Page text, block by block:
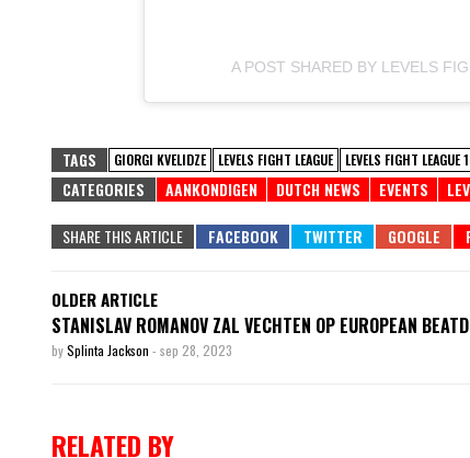
A POST SHARED BY LEVELS
TAGS GIORGI KVELIDZE LEVELS FIGHT LEAGUE LEVELS FIGHT LEAGUE
CATEGORIES AANKONDIGEN DUTCH NEWS EVENTS
SHARE THIS ARTICLE
OLDER ARTICLE
STANISLAV ROMANOV ZAL VECHTEN OP EUROPEAN
bySplinta Jackson - sep 28, 2023
RELATED BY